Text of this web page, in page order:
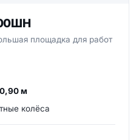
площадка для работ
м
колёса